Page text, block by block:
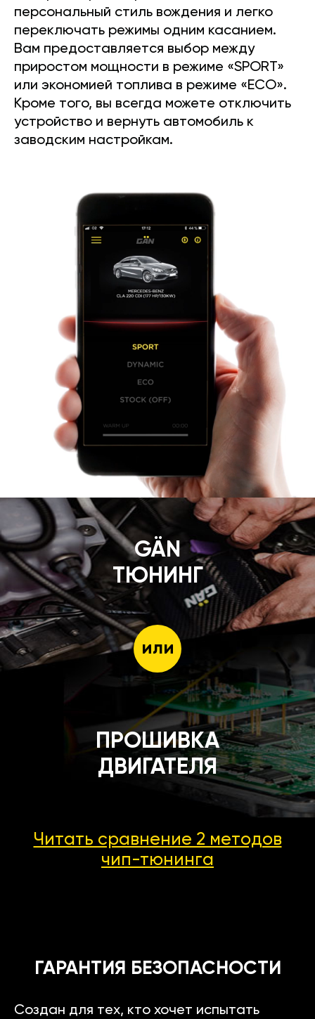
персональный стиль вождения и легко
переключать режимы одним касанием.
Вам предоставляется выбор между
приростом мощности в режиме «SPORT»
или экономией топлива в режиме «ECO».
Кроме того, вы всегда можете отключить
устройство и вернуть автомобиль к
заводским настройкам.
GÄN
ТЮНИНГ
или
ПРОШИВКА
ДВИГАТЕЛЯ
Читать сравнение 2 методов
чип-тюнинга
ГАРАНТИЯ БЕЗОПАСНОСТИ
Создан для тех, кто хочет испытать